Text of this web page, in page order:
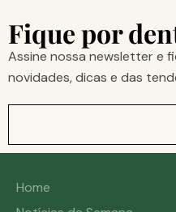
Fique por
Assine nossa newsletter e
novidades, dicas e das
Home